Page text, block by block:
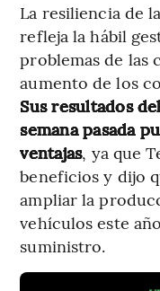
La resiliencia de
refleja la hábil
problemas de las
aumento de los
Sus resultados
semana pasada
ventajas, ya que
beneficios y dijo
ampliar la
vehículos este
suministro.